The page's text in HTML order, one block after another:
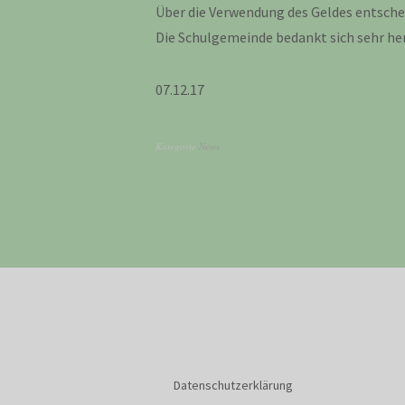
Über die Verwendung des Geldes
Die Schulgemeinde bedankt sich sehr
07.12.17
Kategorie News
Datenschutzerklärung